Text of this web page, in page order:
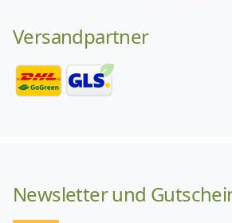
Versandpartner
Newsletter und